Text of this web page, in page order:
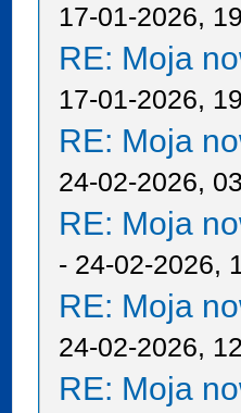
17-01-2026,
RE: Moja
17-01-2026,
RE: Moja
24-02-2026,
RE: Moja
- 24-02-2026,
RE: Moja
24-02-2026,
RE: Moja